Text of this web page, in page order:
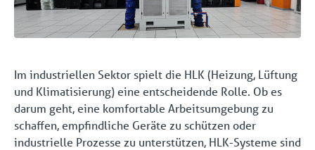
Im industriellen Sektor spielt die HLK (Heizung, Lüftung
und Klimatisierung) eine entscheidende Rolle. Ob es
darum geht, eine komfortable Arbeitsumgebung zu
schaffen, empfindliche Geräte zu schützen oder
industrielle Prozesse zu unterstützen, HLK-Systeme sind